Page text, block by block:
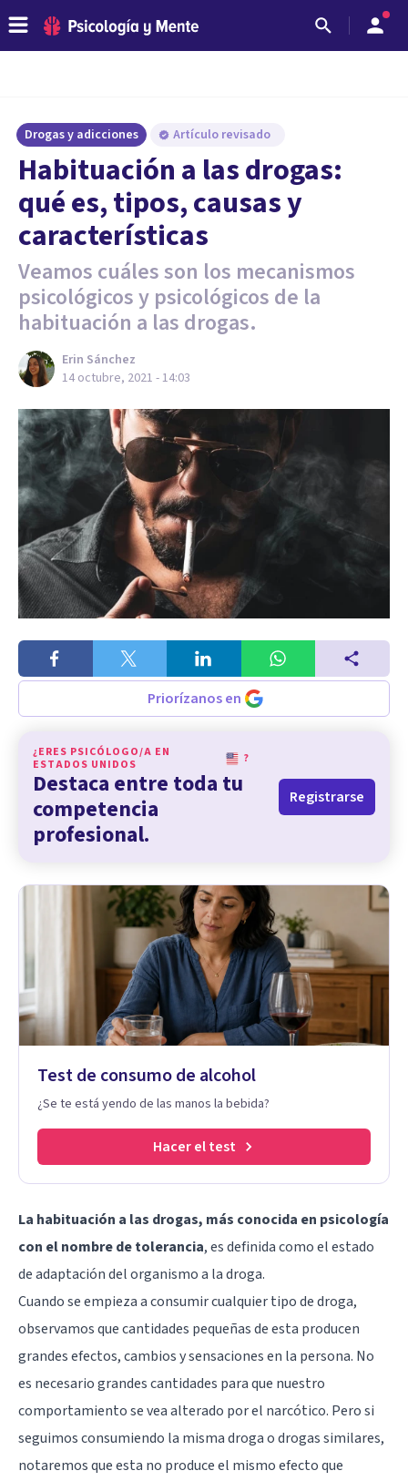
Drogas y adicciones Artículo revisado
Habituación a las drogas:
qué es, tipos, causas y
características
Veamos cuáles son los mecanismos
psicológicos y psicológicos de la
habituación a las drogas.
Erin Sánchez
14 octubre, 2021 - 14:03
Priorízanos en
¿ERES PSICÓLOGO/A EN
ESTADOS UNIDOS
?
Destaca entre toda tu
competencia
profesional.
Registrarse
Test de consumo de alcohol
¿Se te está yendo de las manos la bebida?
Hacer el test
La habituación a las drogas, más conocida en psicología
con el nombre de tolerancia, es definida como el estado
de adaptación del organismo a la droga.
Cuando se empieza a consumir cualquier tipo de droga,
observamos que cantidades pequeñas de esta producen
grandes efectos, cambios y sensaciones en la persona. No
es necesario grandes cantidades para que nuestro
comportamiento se vea alterado por el narcótico. Pero si
seguimos consumiendo la misma droga o drogas similares,
notaremos que esta no produce el mismo efecto que